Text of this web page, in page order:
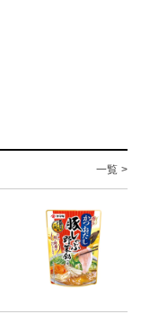
一覧 >